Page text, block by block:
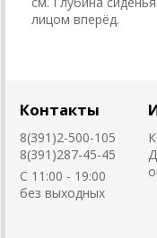
лицом вперёд.
Контакты
8(391)2-500-105
8(391)287-45-45
C 11:00 - 19:00
без выходных